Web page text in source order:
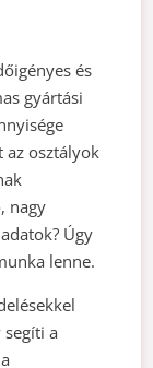
és
gyártási
az osztályok
nagy
Úgy
lenne.
a